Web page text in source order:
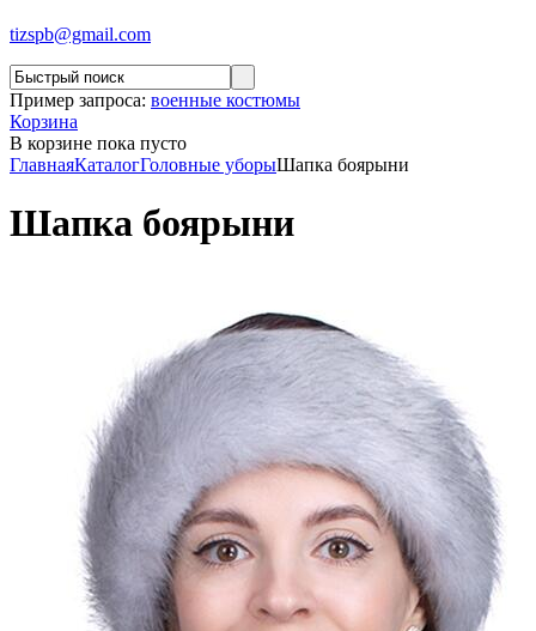
tizspb@gmail.com
Пример запроса: военные костюмы
Корзина
В корзине пока пусто
ГлавнаяКаталогГоловные уборыШапка боярыни
Шапка боярыни